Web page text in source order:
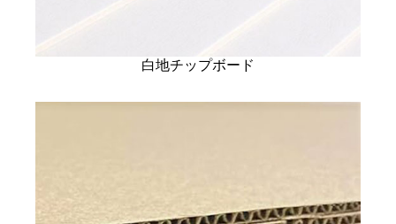
白地チップボード